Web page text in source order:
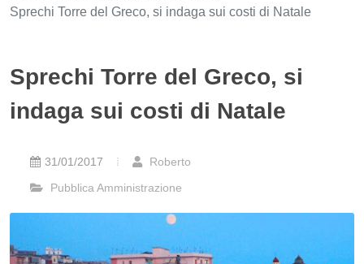
Sprechi Torre del Greco, si indaga sui costi di Natale
Sprechi Torre del Greco, si
indaga sui costi di Natale
31/01/2017
Roberto
Pubblica Amministrazione